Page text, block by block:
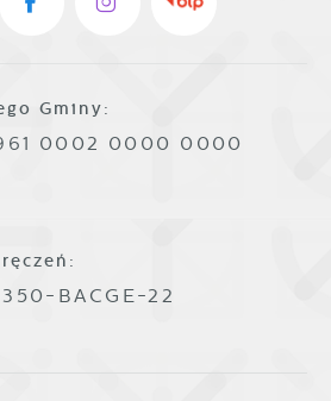
Gminy:
0002 0000 0000
BACGE-22